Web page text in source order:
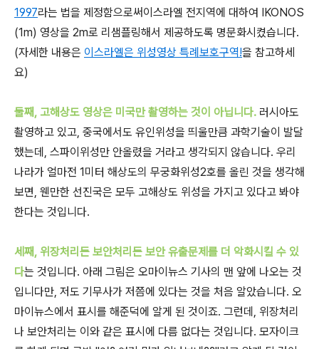
1997라는 법을 제정함으로써이스라엘 전지역에 대하여 IKONOS
(1m) 영상을 2m로 리샘플링해서 제공하도록 명문화시켰습니다.
(자세한 내용은 이스라엘은 위성영상 특례보호구역!을 참고하세
요)
둘째, 고해상도 영상은 미국만 촬영하는 것이 아닙니다. 러시아도
촬영하고 있고, 중국에서도 유인위성을 띄울만큼 과학기술이 발달
했는데, 스파이위성만 안올렸을 거라고 생각되지 않습니다. 우리
나라가 얼마전 1미터 해상도의 무궁화위성2호를 올린 것을 생각해
보면, 웬만한 선진국은 모두 고해상도 위성을 가지고 있다고 봐야
한다는 것입니다.
세째, 위장처리든 보안처리든 보안 유출문제를 더 악화시킬 수 있
다는 것입니다. 아래 그림은 오마이뉴스 기사의 맨 앞에 나오는 것
입니다만, 저도 기무사가 저쯤에 있다는 것을 처음 알았습니다. 오
마이뉴스에서 표시를 해준덕에 알게 된 것이죠. 그런데, 위장처리
나 보안처리는 이와 같은 표시에 다름 없다는 것입니다. 모자이크